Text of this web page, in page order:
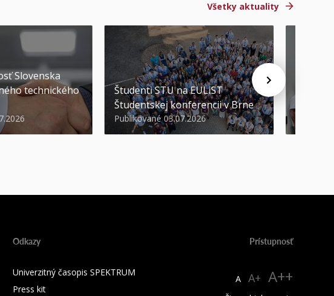
Všetky aktuality
Slovenska
technického
Študenti STU na EULiST
Študentskej konferencii v Brne
Publikované 03.07.2026
Odkazy
Univerzitný časopis SPEKTRUM
Press kit
Prístupnosť
A A+ A++